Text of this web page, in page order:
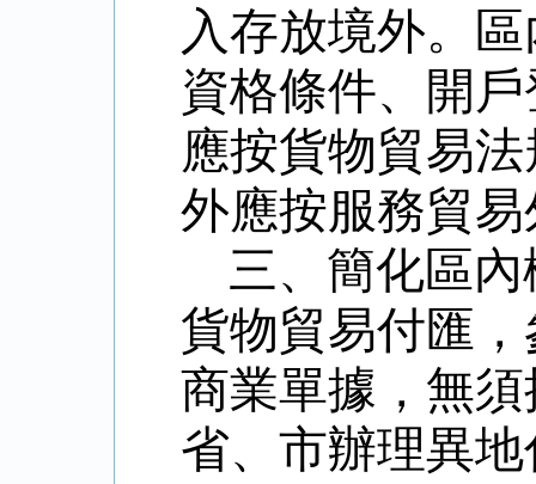
入存放境外。
資格條件、開
應按貨物貿易
外應按服務貿
三、簡化區
貨物貿易付匯
商業單據，無
省、市辦理異